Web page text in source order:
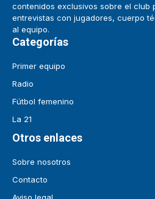
contenidos exclusivos sobre el club
entrevistas con jugadores, cuerpo
al equipo.
Categorías
Primer equipo
Radio
Fútbol femenino
La 21
Otros enlaces
Sobre nosotros
Contacto
Aviso legal